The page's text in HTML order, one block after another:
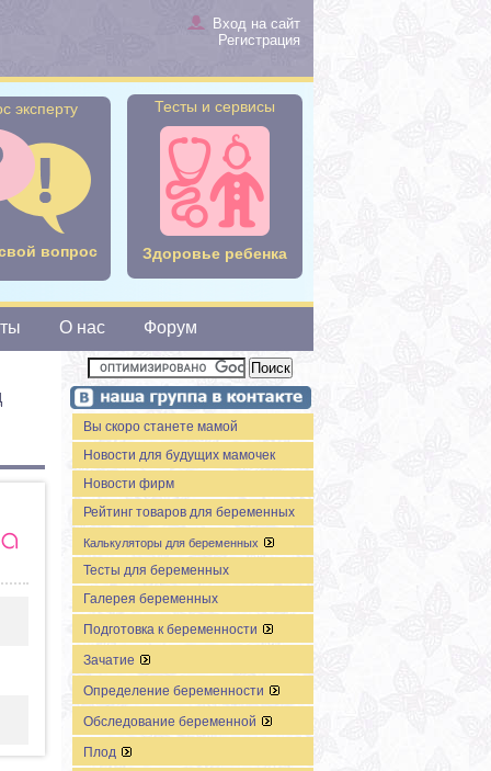
Вход на сайт
Регистрация
эксперту
вопрос
Тесты и сервисы
Здоровье ребенка
О нас Форум
Вы скоро станете мамой
Новости для будущих мамочек
Новости фирм
Рейтинг товаров для беременных
Калькуляторы для беременных
Тесты для беременных
Галерея беременных
Подготовка к беременности
Зачатие
Определение беременности
Обследование беременной
Плод